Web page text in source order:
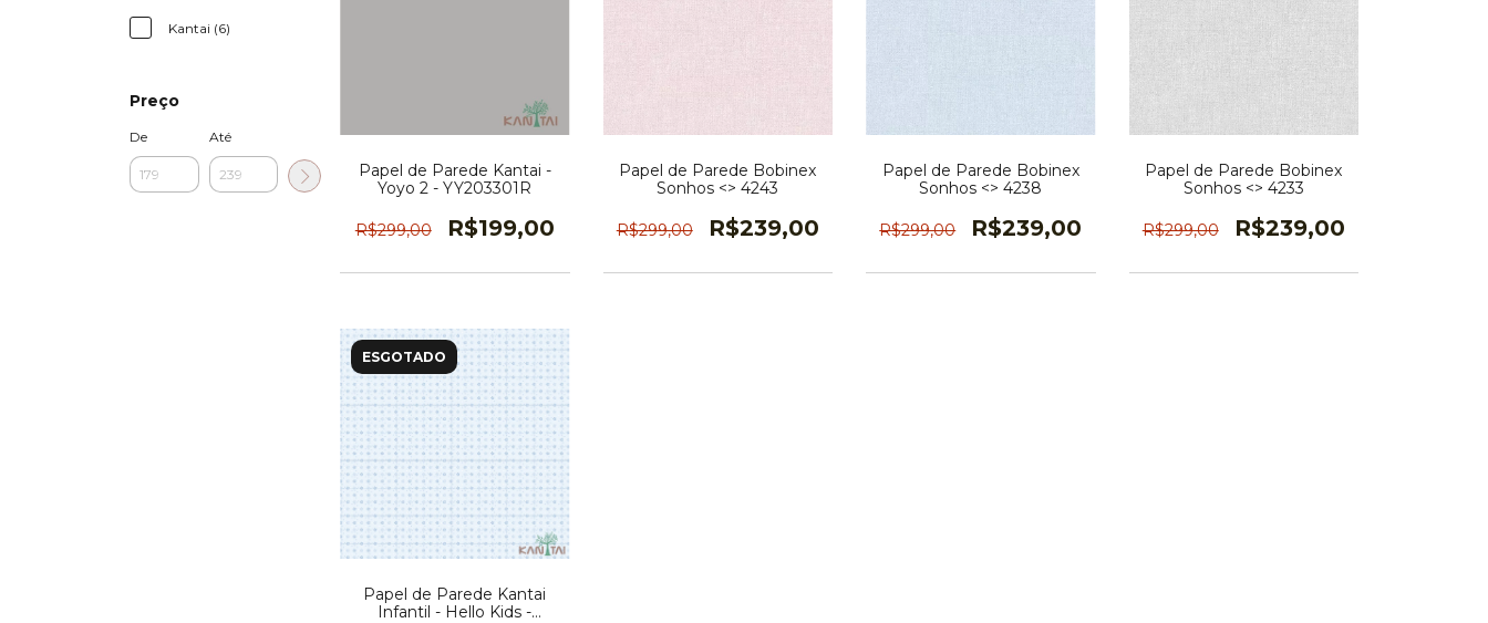
Kantai (6)
Preço
De Até
Papel de Parede Kantai -
Yoyo 2 - YY203301R
R$299,00 R$199,00
Papel de Parede Bobinex
Sonhos <> 4243
R$299,00 R$239,00
Papel de Parede Bobinex
Sonhos <> 4238
R$299,00 R$239,00
Papel de Parede Bobinex
Sonhos <> 4233
R$299,00 R$239,00
ESGOTADO
Papel de Parede Kantai
Infantil - Hello Kids -